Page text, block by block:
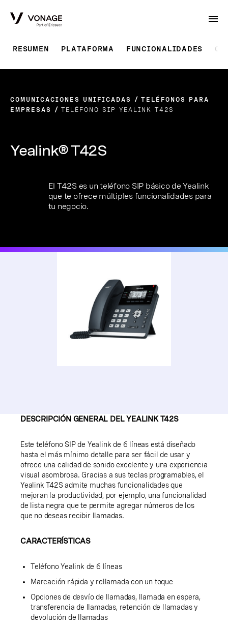
RESUMEN PLATAFORMA FUNCIONALIDADES
COMUNICACIONES UNIFICADAS
TELÉFONOS PARA
EMPRESAS
TELÉFONO SIP YEALINK T42S
Yealink® T42S
El T42S es un teléfono SIP básico de Yealink
que te ofrece múltiples funcionalidades para
tu negocio.
DESCRIPCIÓN GENERAL DEL YEALINK T42S
Este teléfono SIP de Yealink de 6 líneas está diseñado
hasta el más mínimo detalle para ser fácil de usar y
ofrece una calidad de sonido excelente y una experiencia
visual asombrosa. Gracias a sus teclas programables, el
Yealink T42S admite muchas funcionalidades que
mejoran la productividad, por ejemplo, una funcionalidad
de lista negra que te permite agregar números de los
que no deseas recibir llamadas.
CARACTERÍSTICAS
Teléfono Yealink de 6 líneas
Marcación rápida y rellamada con un toque
Opciones de desvío de llamadas, llamada en espera,
transferencia de llamadas, retención de llamadas y
devolución de llamadas